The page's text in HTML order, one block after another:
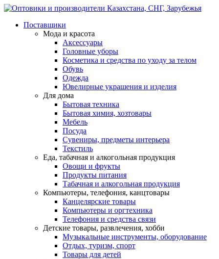
Поставщики
Мода и красота
Аксессуары
Головные уборы
Косметика и средства по уходу за телом
Обувь
Одежда
Ювелирные украшения и изделия
Для дома
Бытовая техника
Бытовая химия, хозтовары
Мебель
Посуда
Сувениры, предметы интерьера
Текстиль
Еда, табачная и алкогольная продукция
Овощи и фрукты
Продукты питания
Табачная и алкогольная продукция
Компьютеры, телефония, канцтовары
Канцелярские товары
Компьютеры и оргтехника
Телефония и средства связи
Детские товары, развлечения, хобби
Музыкальные инструменты, оборудование
Отдых, туризм, спорт
Товары для детей